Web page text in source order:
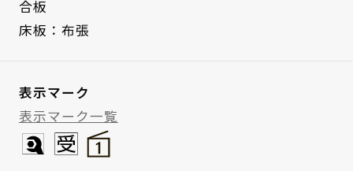
合板
床板：布張
表示マーク
表示マーク一覧